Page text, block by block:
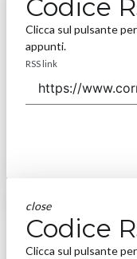
Codice
Clicca sul pulsante
appunti.
RSS link
close
Codice
Clicca sul pulsante